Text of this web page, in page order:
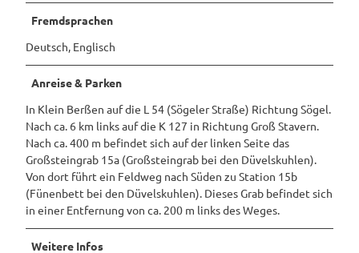
Fremdsprachen
Deutsch, Englisch
Anreise & Parken
In Klein Berßen auf die L 54 (Sögeler Straße) Richtung Sögel.
Nach ca. 6 km links auf die K 127 in Richtung Groß Stavern.
Nach ca. 400 m befindet sich auf der linken Seite das
Großsteingrab 15a (Großsteingrab bei den Düvelskuhlen).
Von dort führt ein Feldweg nach Süden zu Station 15b
(Fünenbett bei den Düvelskuhlen). Dieses Grab befindet sich
in einer Entfernung von ca. 200 m links des Weges.
Weitere Infos